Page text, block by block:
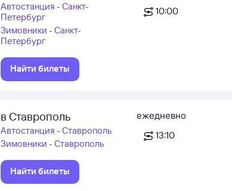
Автостанция - Санкт-
Петербург
Зимовники - Санкт-
Петербург
Найти билеты
10:00
в Ставрополь
Автостанция - Ставрополь
Зимовники - Ставрополь
Найти билеты
ежедневно
13:10